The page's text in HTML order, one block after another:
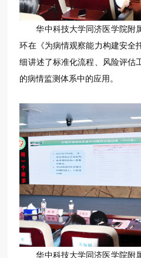
华中科技大学同济医学院附
环在《为病情观察能力构建安全
细讲述了标准化流程、风险评估
的病情监测体系中的应用。
华中科技大学同济医学院附